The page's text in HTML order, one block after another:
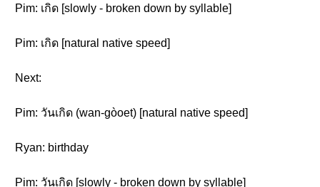
Pim: เกิด [slowly - broken down by syllable]
Pim: เกิด [natural native speed]
Next:
Pim: วันเกิด (wan-gòoet) [natural native speed]
Ryan: birthday
Pim: วันเกิด [slowly - broken down by syllable]